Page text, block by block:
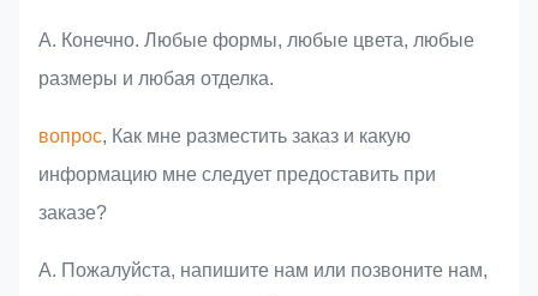
А. Конечно. Любые формы, любые цвета, любые
размеры и любая отделка.
вопрос, Как мне разместить заказ и какую
информацию мне следует предоставить при
заказе?
A. Пожалуйста, напишите нам или позвоните нам,